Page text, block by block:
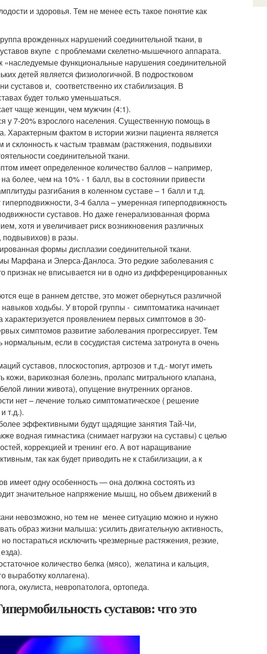
и здоровья. Тем не менее есть такое понятие как
врожденных нарушений соединительной ткани, в
вкупе с проблемами скелетно-мышечного аппарата.
«наследуемые функциональные нарушения соединительной
детей является физиологичной. В подростковом
суставов и, соответственно их стабилизация. В
будет только уменьшаться.
чаще женщин, чем мужчин (4:1).
у 7-20% взрослого населения. Существенную помощь в
Характерным фактом в истории жизни пациента является
и склонность к частым травмам (растяжения, подвывихи
соединительной ткани.
имеет определенное количество баллов – например,
более, чем на 10% - 1 балл, вы в состоянии привести
разгибания в коленном суставе – 1 балл и т.д.
3-4 балла – умеренная гиперподвижность
суставов. Но даже генерализованная форма
хотя и увеличивает риск возникновения различных
подвывихов) в разы.
формы дисплазии соединительной ткани.
Марфана и Элерса-Данлоса. Это редкие заболевания с
признак не вписывается ни в одно из дифференцированных
еще в раннем детстве, это может обернуться различной
ходьбы. У второй группы - симптоматика начинает
характеризуется проявлением первых симптомов в 30-
симптомов развитие заболевания прогрессирует. Тем
если в сосудистая система затронута в очень
суставов, плоскостопия, артрозов и т.д.- могут иметь
варикозная болезнь, пролапс митрального клапана,
линии живота), опущение внутренних органов.
нет – лечение только симптоматическое ( решение
т.д.).
эффективными будут щадящие занятия Тай-Чи,
водная гимнастика (снимает нагрузки на суставы) с целью
коррекцией и тренинг его. А вот наращивание
так как будет приводить не к стабилизации, а к
имеет одну особенность — она должна состоять из
значительное напряжение мышц, но объем движений в
невозможно, но тем не менее ситуацию можно и нужно
образ жизни малыша: усилить двигательную активность,
постараться исключить чрезмерные растяжения, резкие,
количество белка (мясо), желатина и кальция,
выработку коллагена).
окулиста, невропатолога, ортопеда.
суставов: что это